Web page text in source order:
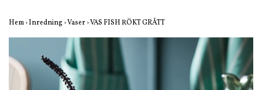
Hem›Inredning ›Vaser›VAS FISH RÖKT GRÅTT